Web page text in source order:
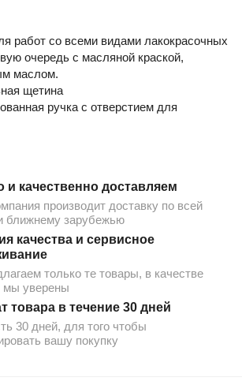
работ со всеми видами лакокрасочных
очередь с масляной краской,
маслом.
щетина
ручка с отверстием для
и качественно доставляем
производит доставку по всей
ближнему зарубежью
качества и сервисное
только те товары, в качестве
мы уверены
товара в течение 30 дней
30 дней, для того чтобы
вашу покупку